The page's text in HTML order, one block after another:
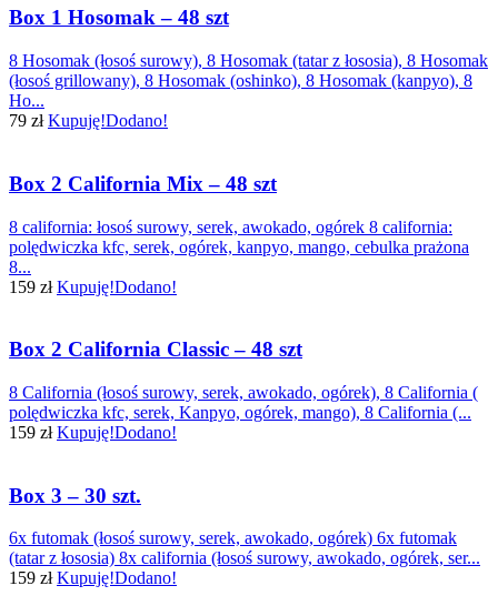
Box 1 Hosomak – 48 szt
8 Hosomak (łosoś surowy), 8 Hosomak (tatar z łososia), 8 Hosomak
(łosoś grillowany), 8 Hosomak (oshinko), 8 Hosomak (kanpyo), 8
Ho...
79 zł Kupuję!Dodano!
Box 2 California Mix – 48 szt
8 california: łosoś surowy, serek, awokado, ogórek 8 california:
polędwiczka kfc, serek, ogórek, kanpyo, mango, cebulka prażona
8...
159 zł Kupuję!Dodano!
Box 2 California Classic – 48 szt
8 California (łosoś surowy, serek, awokado, ogórek), 8 California (
polędwiczka kfc, serek, Kanpyo, ogórek, mango), 8 California (...
159 zł Kupuję!Dodano!
Box 3 – 30 szt.
6x futomak (łosoś surowy, serek, awokado, ogórek) 6x futomak
(tatar z łososia) 8x california (łosoś surowy, awokado, ogórek, ser...
159 zł Kupuję!Dodano!